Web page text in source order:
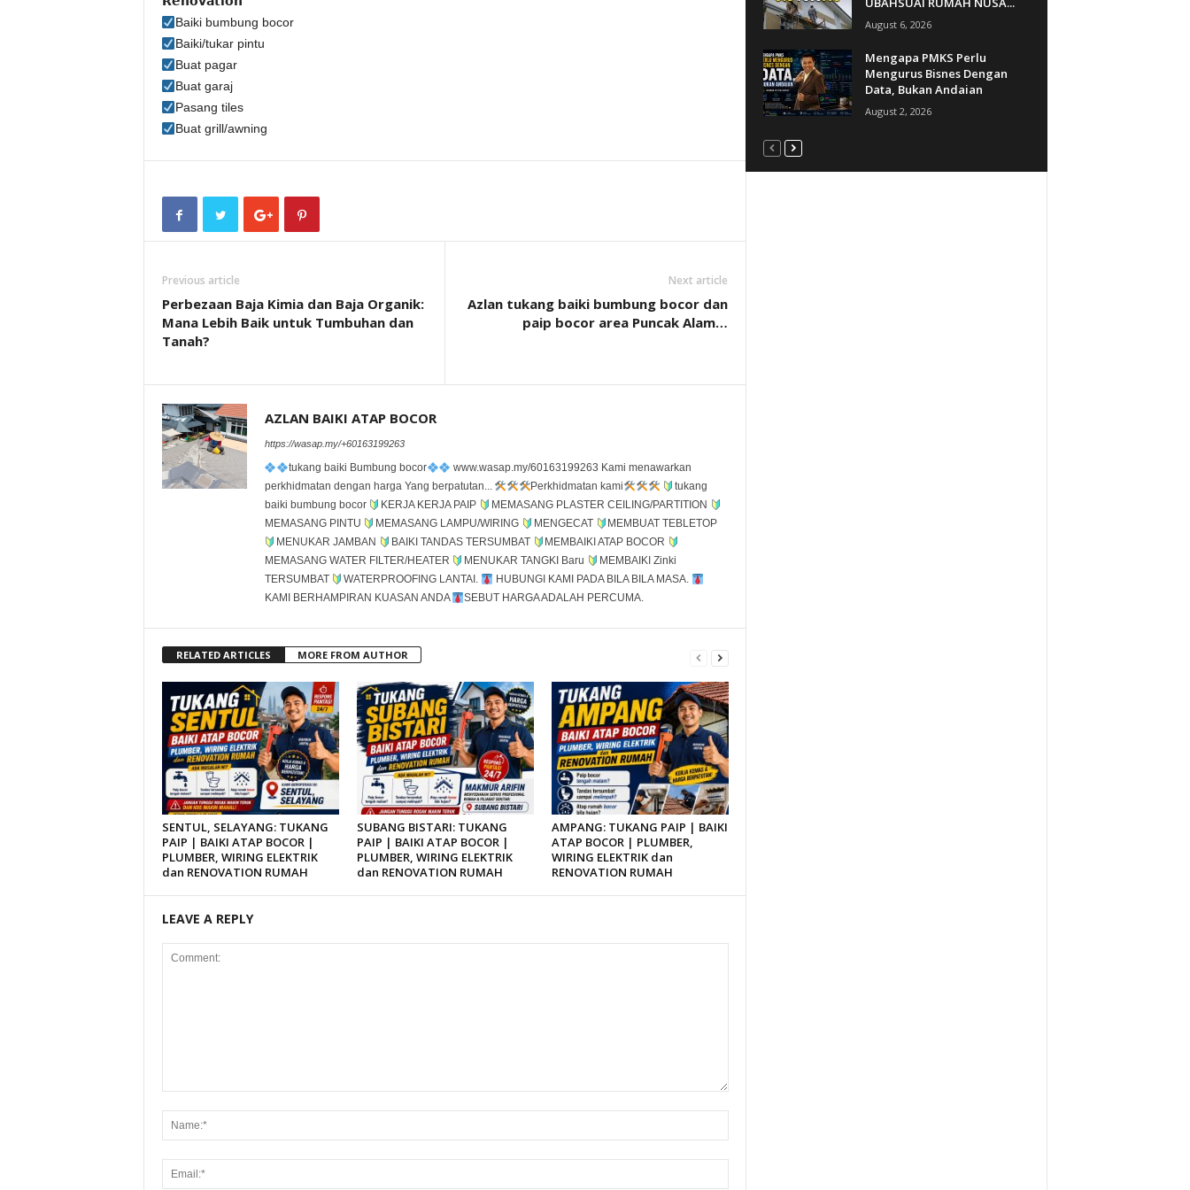
Baiki bumbung bocor
Baiki/tukar pintu
Buat pagar
Buat garaj
Pasang tiles
Buat grill/awning
Previous article
Perbezaan Baja Kimia dan Baja Organik:
Mana Lebih Baik untuk Tumbuhan dan
Tanah?
Next article
Azlan tukang baiki bumbung bocor dan
paip bocor area Puncak Alam…
AZLAN BAIKI ATAP BOCOR
https://wasap.my/+60163199263
tukang baiki Bumbung bocor
www.wasap.my/60163199263 Kami menawarkan
perkhidmatan dengan harga Yang berpatutan...
Perkhidmatan kami
tukang
baiki bumbung bocor
KERJA KERJA PAIP
MEMASANG PLASTER CEILING/PARTITION
MEMASANG PINTU
MEMASANG LAMPU/WIRING MENGECAT
MEMBUAT TEBLETOP
MENUKAR JAMBAN
BAIKI TANDAS TERSUMBAT
MEMBAIKI ATAP BOCOR
MEMASANG WATER FILTER/HEATER
MENUKAR TANGKI Baru
MEMBAIKI Zinki
TERSUMBAT
WATERPROOFING LANTAI.
HUBUNGI KAMI PADA BILA BILA MASA.
KAMI BERHAMPIRAN KUASAN ANDA
SEBUT HARGA ADALAH PERCUMA.
RELATED ARTICLES MORE FROM AUTHOR
SENTUL, SELAYANG: TUKANG
PAIP | BAIKI ATAP BOCOR |
PLUMBER, WIRING ELEKTRIK
dan RENOVATION RUMAH
SUBANG BISTARI: TUKANG
PAIP | BAIKI ATAP BOCOR |
PLUMBER, WIRING ELEKTRIK
dan RENOVATION RUMAH
AMPANG: TUKANG PAIP | BAIKI
ATAP BOCOR | PLUMBER,
WIRING ELEKTRIK dan
RENOVATION RUMAH
LEAVE A REPLY
August 6, 2026
Mengapa PMKS Perlu
Mengurus Bisnes Dengan
Data, Bukan Andaian
August 2, 2026